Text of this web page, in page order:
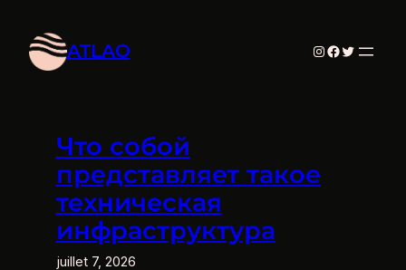
contenu
ATLAO Instagram
Facebook
Twitter
Что собой
представляет такое
техническая
инфраструктура
juillet 7, 2026